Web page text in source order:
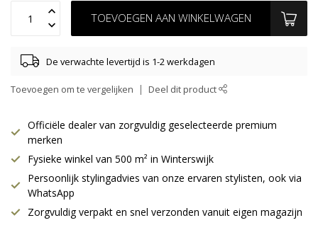
TOEVOEGEN AAN WINKELWAGEN
De verwachte levertijd is 1-2 werkdagen
Toevoegen om te vergelijken Deel dit product
Officiële dealer van zorgvuldig geselecteerde premium
merken
Fysieke winkel van 500 m² in Winterswijk
Persoonlijk stylingadvies van onze ervaren stylisten, ook via
WhatsApp
Zorgvuldig verpakt en snel verzonden vanuit eigen magazijn